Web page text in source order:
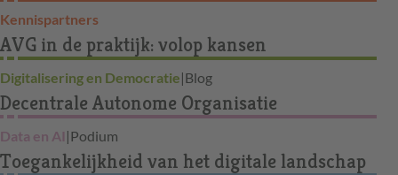
Kennispartners
AVG in de praktijk: volop kansen
Digitalisering en Democratie|Blog
Decentrale Autonome Organisatie
Data en AI |Podium
Toegankelijkheid van het digitale landschap